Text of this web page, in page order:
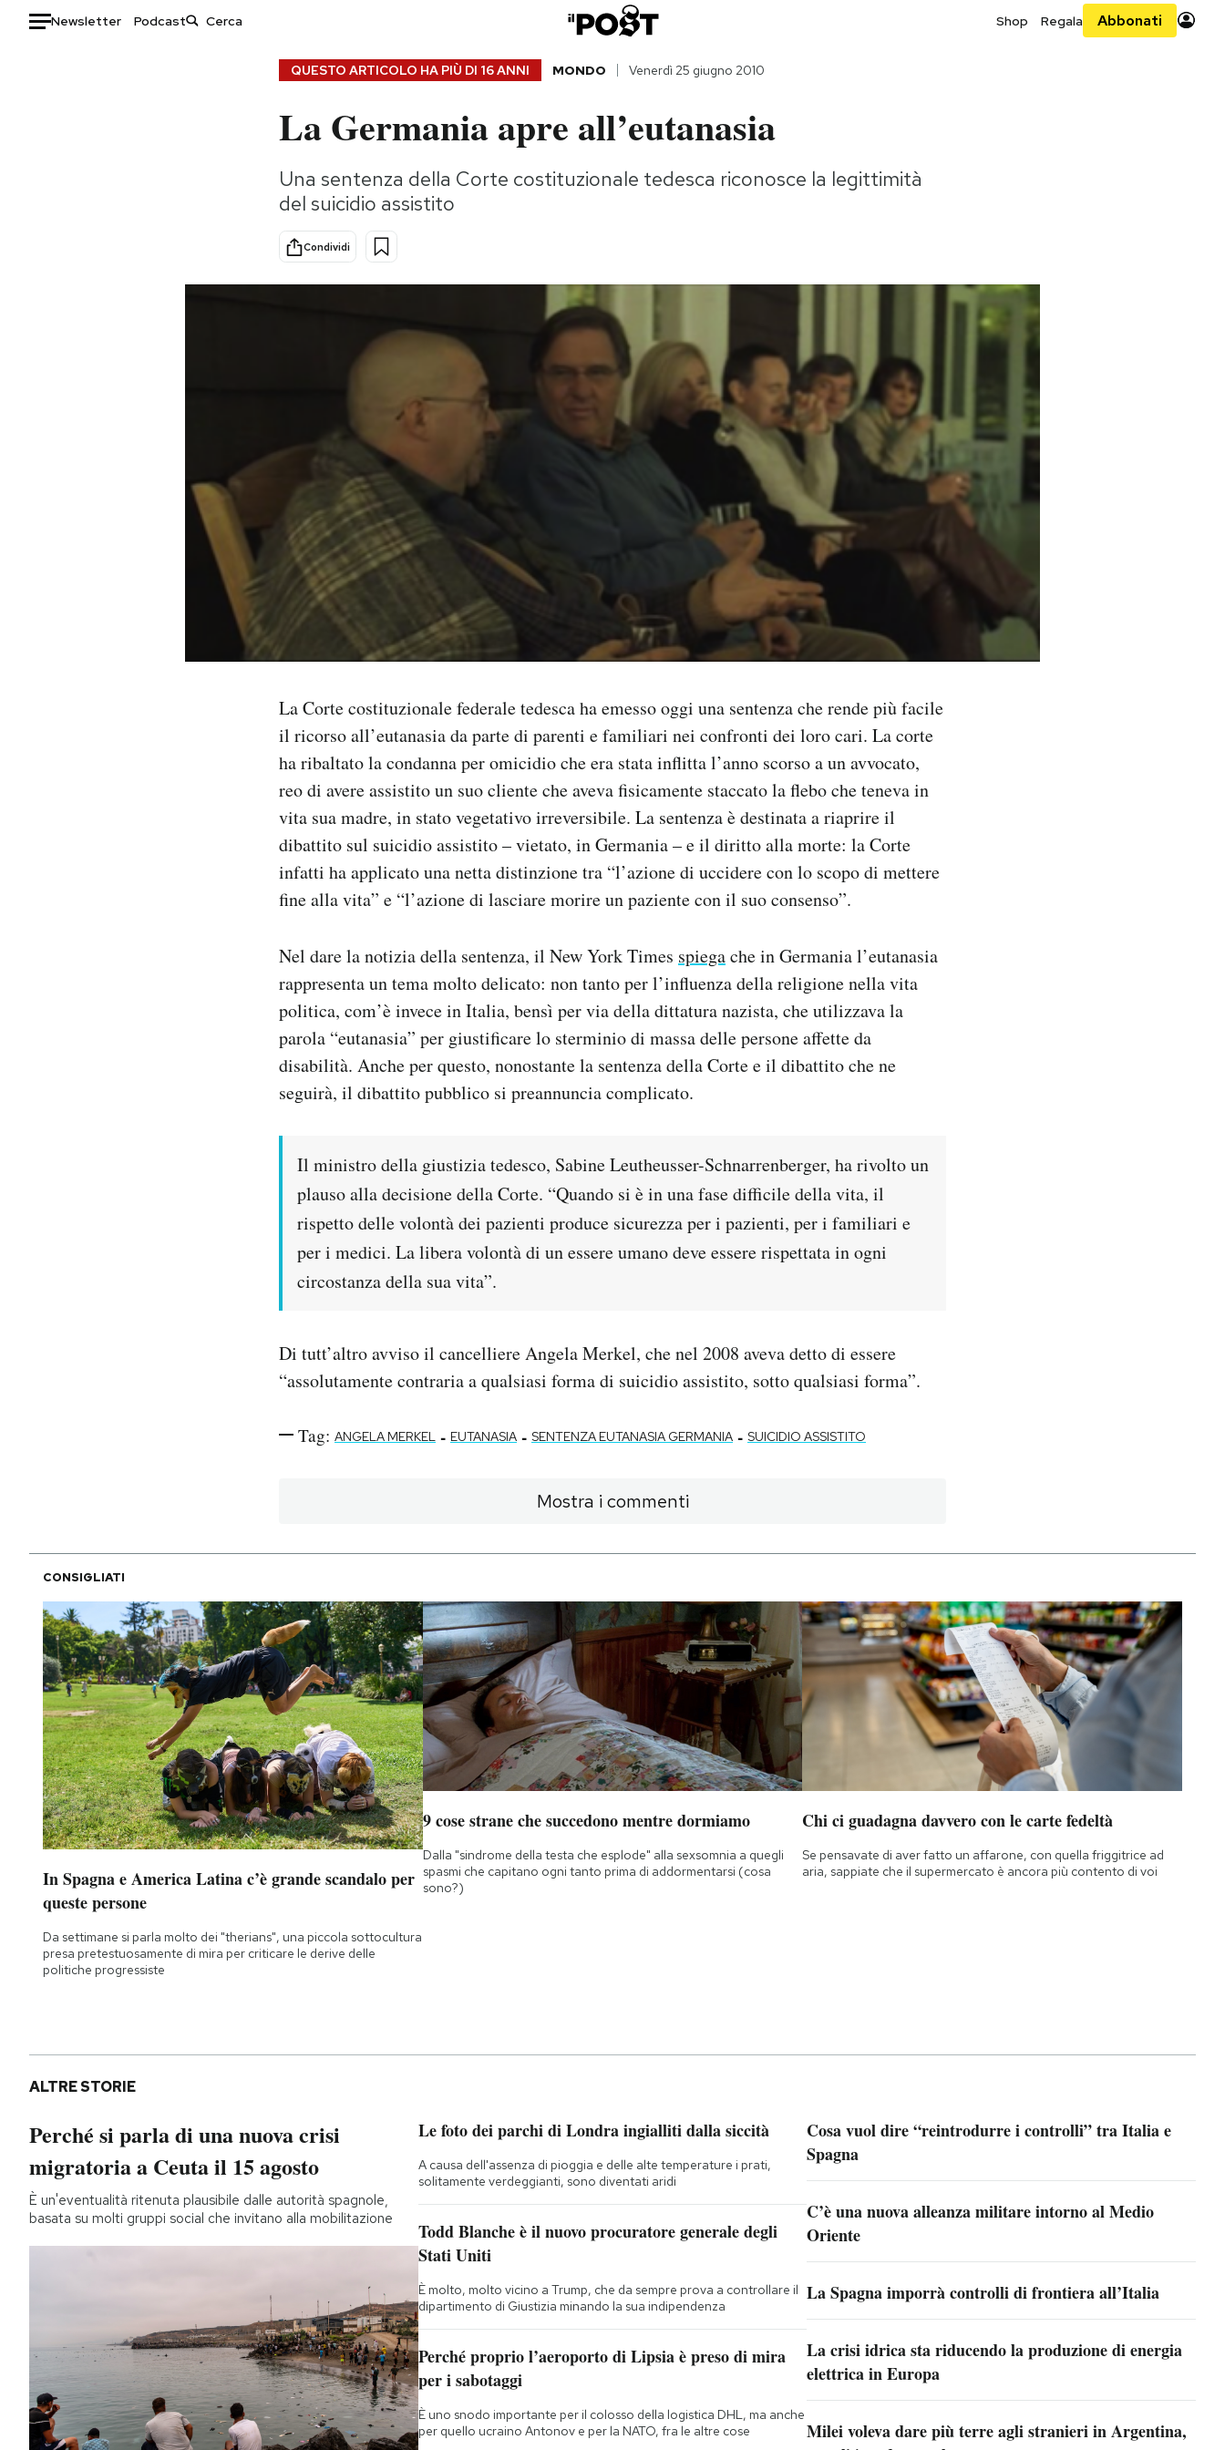
Newsletter Podcast Shop Regala Abbonati
Consumismi
Storie/Idee
Ok Boomer!
Media
QUESTO ARTICOLO HA PIÙ DI 16 ANNI MONDO Venerdì 25 giugno 2010
La Germania apre all’eutanasia
Una sentenza della Corte costituzionale tedesca riconosce la legittimità
del suicidio assistito
Condividi
La Corte costituzionale federale tedesca ha emesso oggi una sentenza che rende più facile
il ricorso all’eutanasia da parte di parenti e familiari nei confronti dei loro cari. La corte
ha ribaltato la condanna per omicidio che era stata inflitta l’anno scorso a un avvocato,
reo di avere assistito un suo cliente che aveva fisicamente staccato la flebo che teneva in
vita sua madre, in stato vegetativo irreversibile. La sentenza è destinata a riaprire il
dibattito sul suicidio assistito – vietato, in Germania – e il diritto alla morte: la Corte
infatti ha applicato una netta distinzione tra “l’azione di uccidere con lo scopo di mettere
fine alla vita” e “l’azione di lasciare morire un paziente con il suo consenso”.
Nel dare la notizia della sentenza, il New York Times spiegache in Germania l’eutanasia
rappresenta un tema molto delicato: non tanto per l’influenza della religione nella vita
politica, com’è invece in Italia, bensì per via della dittatura nazista, che utilizzava la
parola “eutanasia” per giustificare lo sterminio di massa delle persone affette da
disabilità. Anche per questo, nonostante la sentenza della Corte e il dibattito che ne
seguirà, il dibattito pubblico si preannuncia complicato.
Il ministro della giustizia tedesco, Sabine Leutheusser-Schnarrenberger, ha rivolto un
plauso alla decisione della Corte. “Quando si è in una fase difficile della vita, il
rispetto delle volontà dei pazienti produce sicurezza per i pazienti, per i familiari e
per i medici. La libera volontà di un essere umano deve essere rispettata in ogni
circostanza della sua vita”.
Di tutt’altro avviso il cancelliere Angela Merkel, che nel 2008 aveva detto di essere
“assolutamente contraria a qualsiasi forma di suicidio assistito, sotto qualsiasi forma”.
Tag: ANGELA MERKEL - EUTANASIA - SENTENZA EUTANASIA GERMANIA - SUICIDIO ASSISTITO
Mostra i commenti
CONSIGLIATI
In Spagna e America Latina c’è grande scandalo per
queste persone
Da settimane si parla molto dei "therians", una piccola sottocultura
presa pretestuosamente di mira per criticare le derive delle
politiche progressiste
9 cose strane che succedono mentre dormiamo
Dalla "sindrome della testa che esplode" alla sexsomnia a quegli
spasmi che capitano ogni tanto prima di addormentarsi (cosa
sono?)
Chi ci guadagna davvero con le carte fedeltà
Se pensavate di aver fatto un affarone, con quella friggitrice ad
aria, sappiate che il supermercato è ancora più contento di voi
ALTRE STORIE
Perché si parla di una nuova crisi
migratoria a Ceuta il 15 agosto
È un'eventualità ritenuta plausibile dalle autorità spagnole,
basata su molti gruppi social che invitano alla mobilitazione
Le foto dei parchi di Londra ingialliti dalla siccità
A causa dell'assenza di pioggia e delle alte temperature i prati,
solitamente verdeggianti, sono diventati aridi
Todd Blanche è il nuovo procuratore generale degli
Stati Uniti
È molto, molto vicino a Trump, che da sempre prova a controllare il
dipartimento di Giustizia minando la sua indipendenza
Perché proprio l’aeroporto di Lipsia è preso di mira
per i sabotaggi
È uno snodo importante per il colosso della logistica DHL, ma anche
per quello ucraino Antonov e per la NATO, fra le altre cose
Cosa vuol dire “reintrodurre i controlli” tra Italia e
Spagna
C’è una nuova alleanza militare intorno al Medio
Oriente
La Spagna imporrà controlli di frontiera all’Italia
La crisi idrica sta riducendo la produzione di energia
elettrica in Europa
Milei voleva dare più terre agli stranieri in Argentina,